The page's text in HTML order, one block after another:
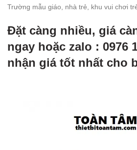
Trường mẫu giáo, nhà trẻ, khu vui chơi
Đặt càng nhiều, giá
ngay hoặc zalo : 0976
nhận giá tốt nhất cho